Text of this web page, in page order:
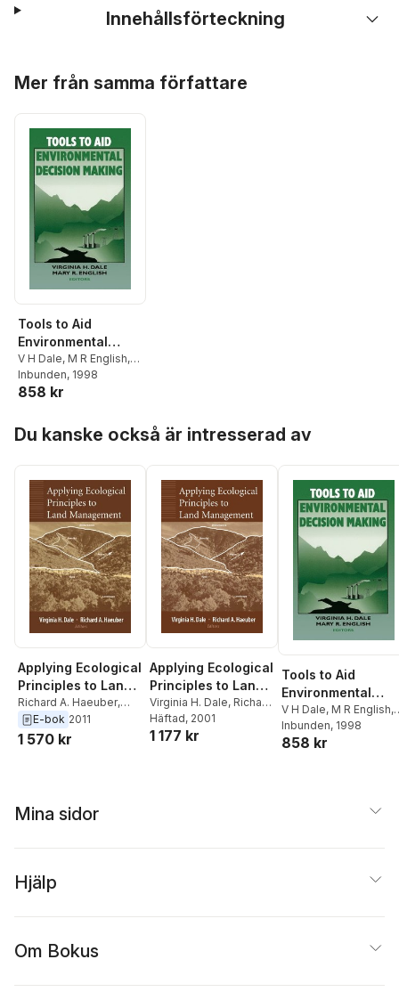
Innehållsförteckning
Mer från samma författare
Tools to Aid
Environmental
Decision Making
V H Dale, M R English,
Virginia H. Dale,
English
Inbunden, 1998
858 kr
Du kanske också är intresserad av
Applying Ecological
Principles to Land
Management
Richard A. Haeuber,
Virginia H. Dale
E-bok 2011
1 570 kr
Applying Ecological
Principles to Land
Management
Virginia H. Dale, Richard
A. Haeuber
Häftad, 2001
1 177 kr
Tools to Aid
Environmental
Decision Making
V H Dale, M R English,
Virginia H. Dale,
English
Inbunden, 1998
858 kr
Mina sidor
Hjälp
Om Bokus